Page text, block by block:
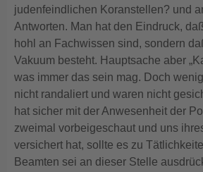
judenfeindlichen Koranstellen? und
Antworten. Man hat den Eindruck,
hohl an Fachwissen sind, sondern
Vakuum besteht. Hauptsache aber
was immer das sein mag. Doch
nicht randaliert und waren nicht
hat sicher mit der Anwesenheit der
zweimal vorbeigeschaut und uns
versichert hat, sollte es zu
Beamten sei an dieser Stelle